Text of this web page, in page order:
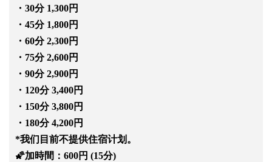
・30分 1,300円
・45分 1,800円
・60分 2,300円
・75分 2,600円
・90分 2,900円
・120分 3,400円
・150分 3,800円
・180分 4,200円
*我们目前不提供住宿计划。
🌠加時間：600円 (15分)